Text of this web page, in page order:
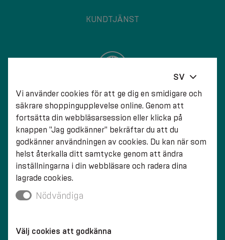
KUNDTJÄNST
LEVERANS I HELA VÄRLDEN
SV
Vi använder cookies för att ge dig en smidigare och
säkrare shoppingupplevelse online. Genom att
fortsätta din webbläsarsession eller klicka på
knappen "Jag godkänner" bekräftar du att du
godkänner användningen av cookies. Du kan när som
helst återkalla ditt samtycke genom att ändra
inställningarna i din webbläsare och radera dina
lagrade cookies.
Nödvändiga
Välj cookies att godkänna